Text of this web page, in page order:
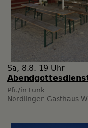
Sa, 8.8. 19 Uhr
Pfr./in Funk
Nördlingen Gasthaus